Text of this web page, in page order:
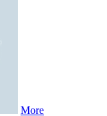
More